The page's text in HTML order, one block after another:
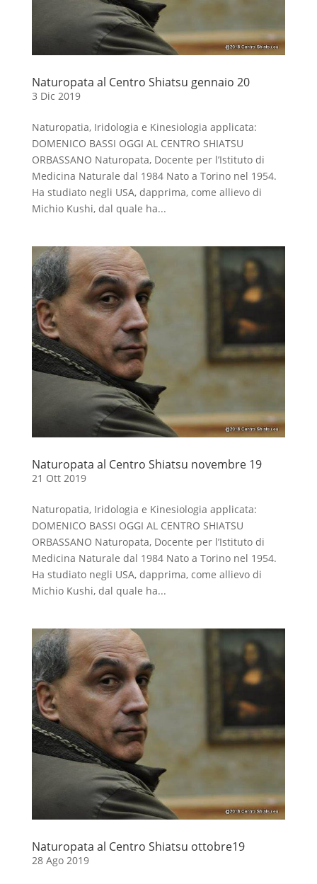
Naturopata al Centro Shiatsu gennaio 20
3 Dic 2019
Naturopatia, Iridologia e Kinesiologia applicata:
DOMENICO BASSI OGGI AL CENTRO SHIATSU
ORBASSANO Naturopata, Docente per l’Istituto di
Medicina Naturale dal 1984 Nato a Torino nel 1954.
Ha studiato negli USA, dapprima, come allievo di
Michio Kushi, dal quale ha...
Naturopata al Centro Shiatsu novembre 19
21 Ott 2019
Naturopatia, Iridologia e Kinesiologia applicata:
DOMENICO BASSI OGGI AL CENTRO SHIATSU
ORBASSANO Naturopata, Docente per l’Istituto di
Medicina Naturale dal 1984 Nato a Torino nel 1954.
Ha studiato negli USA, dapprima, come allievo di
Michio Kushi, dal quale ha...
Naturopata al Centro Shiatsu ottobre19
28 Ago 2019